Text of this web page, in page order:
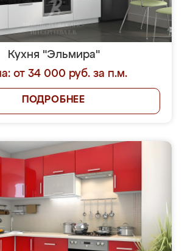
Кухня "Эльмира"
от 34 000 руб. за п.м.
ПОДРОБНЕЕ